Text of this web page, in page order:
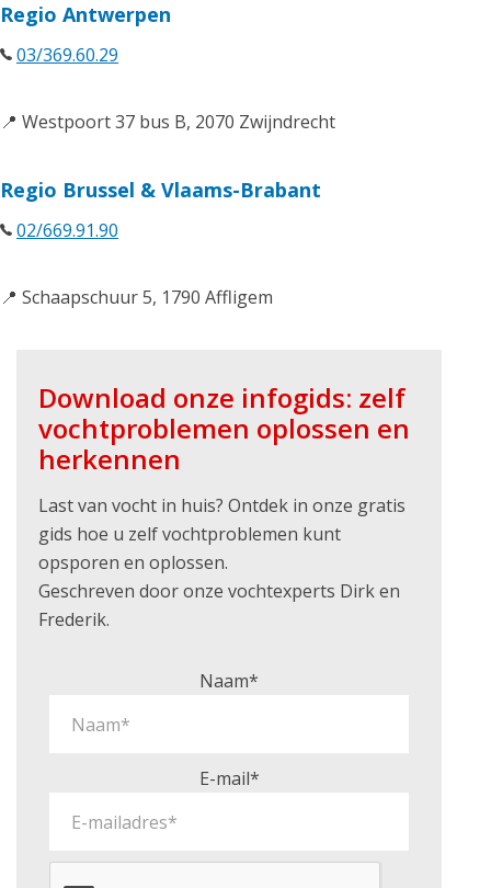
Regio Antwerpen
03/369.60.29
📍 Westpoort 37 bus B, 2070 Zwijndrecht
Regio Brussel & Vlaams-Brabant
02/669.91.90
📍 Schaapschuur 5, 1790 Affligem
Download onze infogids: zelf
vochtproblemen oplossen en
herkennen
Last van vocht in huis? Ontdek in onze gratis
gids hoe u zelf vochtproblemen kunt
opsporen en oplossen.
Geschreven door onze vochtexperts Dirk en
Frederik.
Naam*
E-mail*